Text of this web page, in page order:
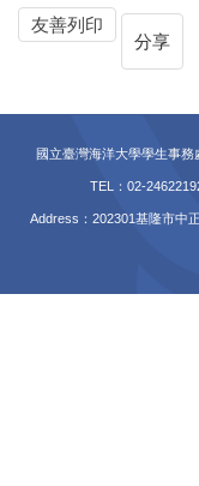
友善列印
分享
國立臺灣海洋大學學生事
TEL：02-
Address：202301基隆市中